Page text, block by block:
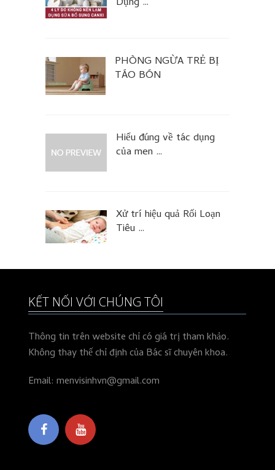
PHÒNG NGỪA TRẺ BỊ
TÁO BÓN
Hiểu đúng về tác dụng
của men …
Xử trí hiệu quả Rối Loạn
Tiêu …
KẾT NỐI VỚI CHÚNG TÔI
Thông tin trên website chỉ có giá trị tham khảo.
Không thay thế chỉ định của Bác sĩ chuyên khoa.
Email: menvisinhvn@gmail.com